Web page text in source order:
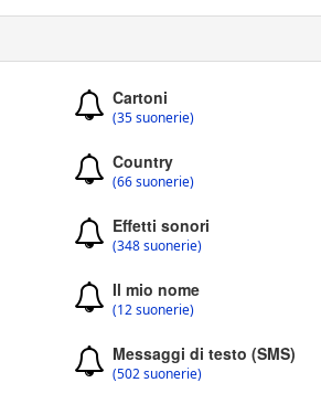
Cartoni
(35 suonerie)
Country
(66 suonerie)
Effetti sonori
(348 suonerie)
Il mio nome
(12 suonerie)
Messaggi di testo (SMS)
(502 suonerie)